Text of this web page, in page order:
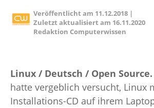
Veröffentlicht am 11.12.2018 |
Zuletzt aktualisiert am 16.11.2020
Redaktion Computerwissen
Linux / Deutsch / Open Source.
hatte vergeblich versucht, Linux
Installations-CD auf ihrem